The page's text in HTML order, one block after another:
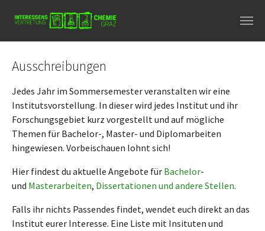
Ausschreibungen
Jedes Jahr im Sommersemester veranstalten wir eine
Institutsvorstellung. In dieser wird jedes Institut und ihr
Forschungsgebiet kurz vorgestellt und auf mögliche
Themen für Bachelor-, Master- und Diplomarbeiten
hingewiesen. Vorbeischauen lohnt sich!
Hier findest du aktuelle Angebote für Bachelor-
und Masterarbeiten, Dissertationen und andere Stellen.
Falls ihr nichts Passendes findet, wendet euch direkt an das
Institut eurer Interesse. Eine Liste mit Insituten und